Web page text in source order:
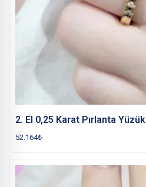
2. El 0,25 Karat Pırlanta Yüzük
52.164₺